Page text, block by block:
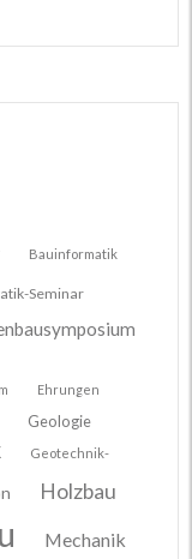
Bauinformatik
Seminar
Ehrungen
Geologie
Geotechnik-
Holzbau
Mechanik